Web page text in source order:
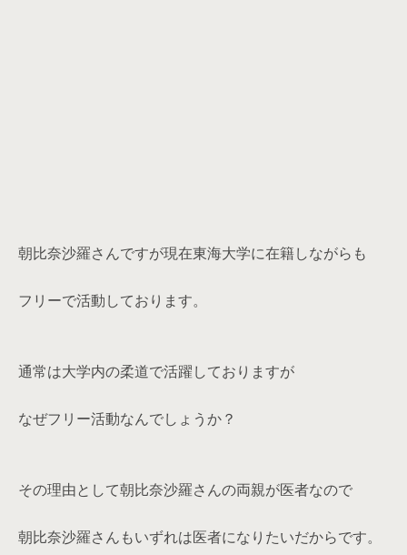
朝比奈沙羅さんですが現在東海大学に在籍しながらも
フリーで活動しております。
通常は大学内の柔道で活躍しておりますが
なぜフリー活動なんでしょうか？
その理由として朝比奈沙羅さんの両親が医者なので
朝比奈沙羅さんもいずれは医者になりたいだからです。